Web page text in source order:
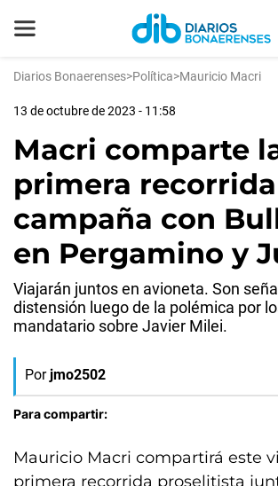
Diarios Bonaerenses>Política>Mauricio Macri
13 de octubre de 2023 - 11:58
Macri comparte
primera
campaña con
en Pergamino y
Viajarán juntos en avioneta. Son
distensión luego de la polémica por
mandatario sobre Javier Milei.
Por jmo2502
Para compartir:
Mauricio Macri compartirá este
primera recorrida proselitista